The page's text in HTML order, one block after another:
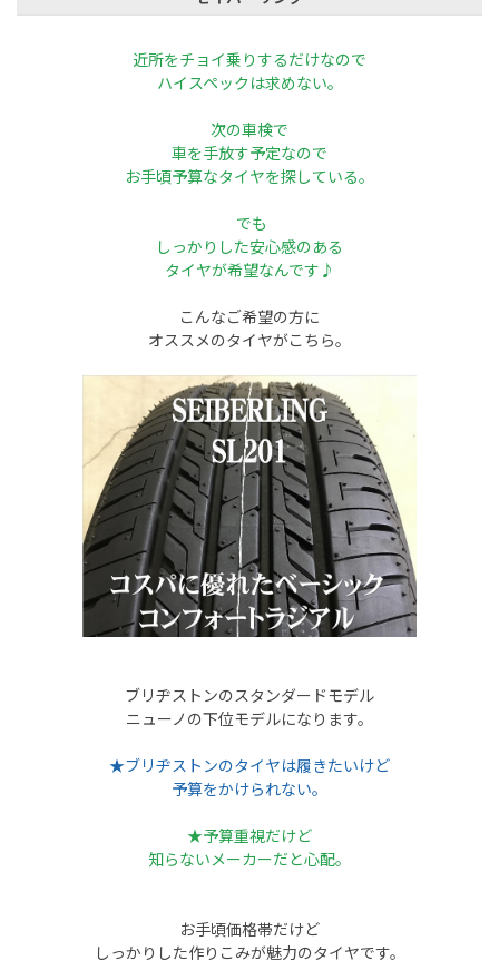
近所をチョイ乗りするだけなので
ハイスペックは求めない。
次の車検で
車を手放す予定なので
お手頃予算なタイヤを探している。
でも
しっかりした安心感のある
タイヤが希望なんです♪
こんなご希望の方に
オススメのタイヤがこちら。
ブリヂストンのスタンダードモデル
ニューノの下位モデルになります。
★ブリヂストンのタイヤは履きたいけど
予算をかけられない。
★予算重視だけど
知らないメーカーだと心配。
お手頃価格帯だけど
しっかりした作りこみが魅力のタイヤです。